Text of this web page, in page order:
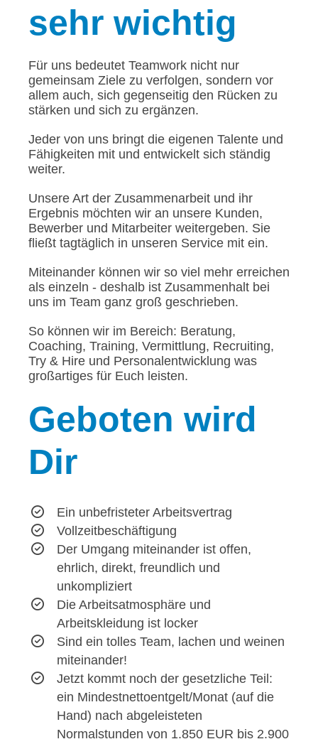
sehr wichtig
Für uns bedeutet Teamwork nicht nur
gemeinsam Ziele zu verfolgen, sondern vor
allem auch, sich gegenseitig den Rücken zu
stärken und sich zu ergänzen.
Jeder von uns bringt die eigenen Talente und
Fähigkeiten mit und entwickelt sich ständig
weiter.
Unsere Art der Zusammenarbeit und ihr
Ergebnis möchten wir an unsere Kunden,
Bewerber und Mitarbeiter weitergeben. Sie
fließt tagtäglich in unseren Service mit ein.
Miteinander können wir so viel mehr erreichen
als einzeln - deshalb ist Zusammenhalt bei
uns im Team ganz groß geschrieben.
So können wir im Bereich: Beratung,
Coaching, Training, Vermittlung, Recruiting,
Try & Hire und Personalentwicklung was
großartiges für Euch leisten.
Geboten wird
Dir
Ein unbefristeter Arbeitsvertrag
Vollzeitbeschäftigung
Der Umgang miteinander ist offen,
ehrlich, direkt, freundlich und
unkompliziert
Die Arbeitsatmosphäre und
Arbeitskleidung ist locker
Sind ein tolles Team, lachen und weinen
miteinander!
Jetzt kommt noch der gesetzliche Teil:
ein Mindestnettoentgelt/Monat (auf die
Hand) nach abgeleisteten
Normalstunden von 1.850 EUR bis 2.900